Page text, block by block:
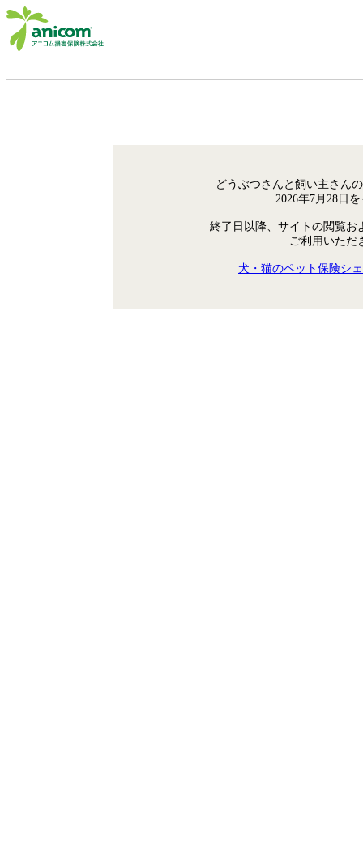
どうぶつさんと飼い主さん
2026年7月28日
終了日以降、サイトの閲覧お
ご利用いただ
犬・猫のペット保険シ